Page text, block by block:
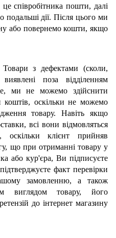
співробітника пошти, далі
подальші дії. Після цього ми
або повернемо кошти, якщо
з дефектами (сколи,
поза відділенням
ми не можемо здійснити
оскільки не можемо
товару. Навіть якщо
всі вони відмовляться
оскільки клієнт прийняв
що при отриманні товару у
або кур'єра, Ви підписуєте
факт перевірки
замовленню, а також
виглядом товару, його
до інтернет магазину